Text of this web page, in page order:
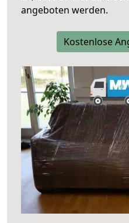
angeboten werden.
Kostenlose